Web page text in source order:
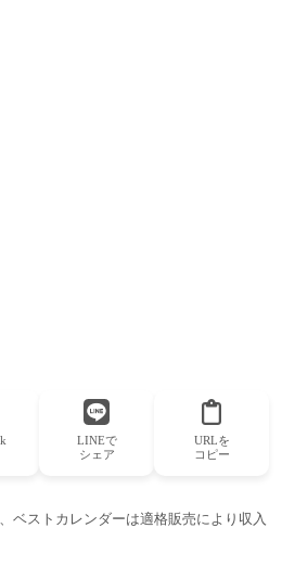
LINEで
シェア
URLを
コピー
ベストカレンダーは適格販売により収入